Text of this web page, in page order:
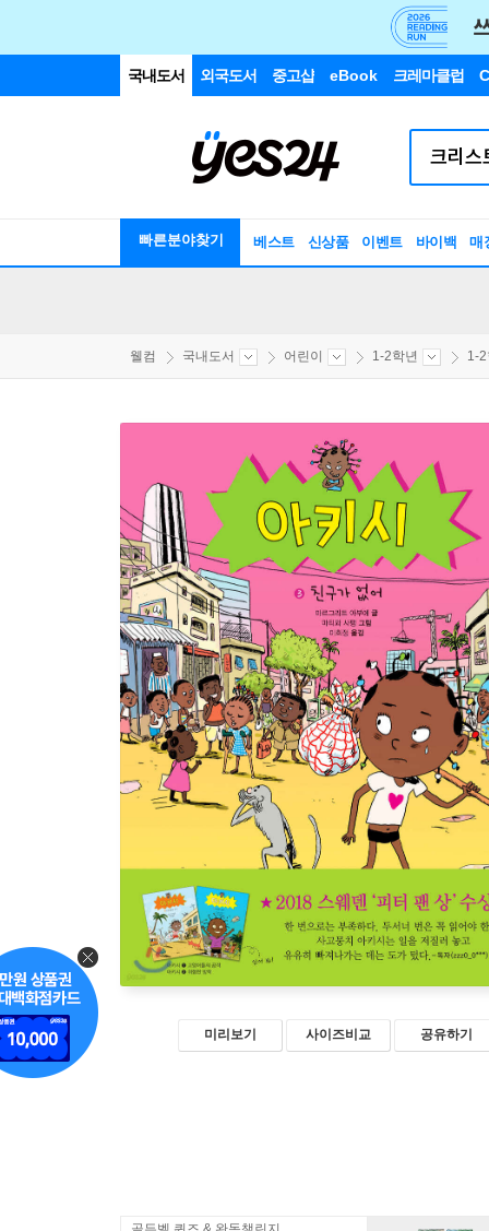
국내도서 외국도서 중고샵 eBook 크레마클럽
빠른분야찾기 베스트 신상품 이벤트 바이백 매
웰컴 국내도서 어린이 1-2학년 1-
미리보기 사이즈비교 공유하기